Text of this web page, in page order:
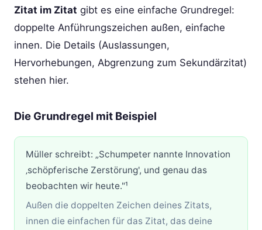
Zitat im Zitat gibt es eine einfache Grundregel:
doppelte Anführungszeichen außen, einfache
innen. Die Details (Auslassungen,
Hervorhebungen, Abgrenzung zum Sekundärzitat)
stehen hier.
Die Grundregel mit Beispiel
Müller schreibt: „Schumpeter nannte Innovation
‚schöpferische Zerstörung', und genau das
beobachten wir heute."¹
Außen die doppelten Zeichen deines Zitats,
innen die einfachen für das Zitat, das deine